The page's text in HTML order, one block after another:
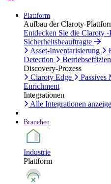
Plattform
Aufbau der Claroty-
Entdecken Sie die Claroty
Sicherheitsbeauftragte
Asset-Inventarisierung
Detection
Discovery-Prozess
Claroty Edge
Passives
Enrichment
Integrationen
Alle Integrationen
Branchen
Industrie
Plattform